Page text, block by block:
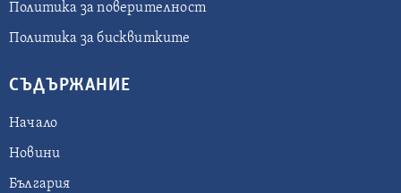
Политика за поверителност
Политика за бисквитките
СЪДЪРЖАНИЕ
Начало
Новини
България